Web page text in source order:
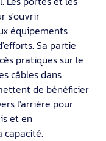
s'ouvrir
équipements
Sa partie
pratiques sur le
câbles dans
de bénéficier
l'arrière pour
et en
capacité.